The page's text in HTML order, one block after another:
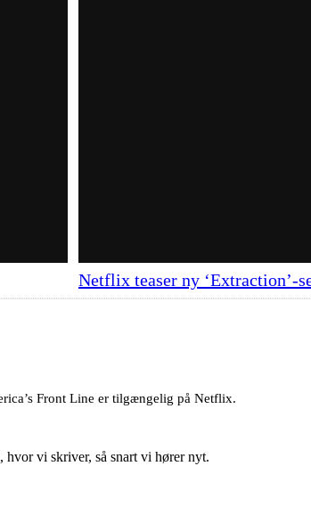
Netflix teaser ny ‘Extraction’-
Front Line er tilgængelig på Netflix.
vi skriver, så snart vi hører nyt.